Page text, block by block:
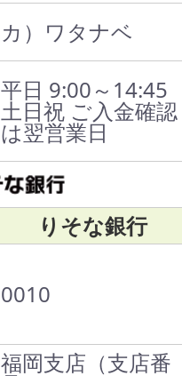
カ）ワタナベ
平日 9:00～14:45
土日祝 ご入金確認
は翌営業日
りそな銀行
0010
福岡支店（支店番